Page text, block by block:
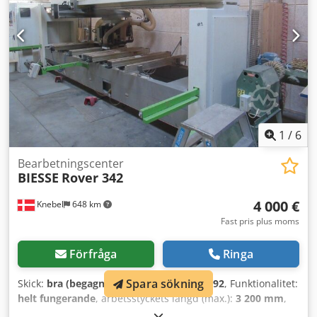
1 / 6
Knebel 648 km
Bearbetningscenter
BIESSE Rover 342
4 000 €
Fast pris plus moms
Förfråga Ringa
Skick: bra (begagnad), Tillverkningsår:1992, Funktionalitet:
helt fungerande, arbetsstyckets längd (max.): 3 200 mm,
1 200 mm
Spara sökning